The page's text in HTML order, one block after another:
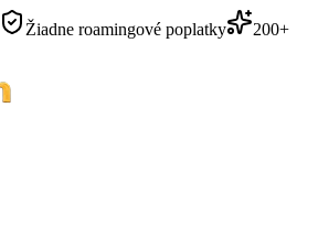
Žiadne roamingové poplatky
200+